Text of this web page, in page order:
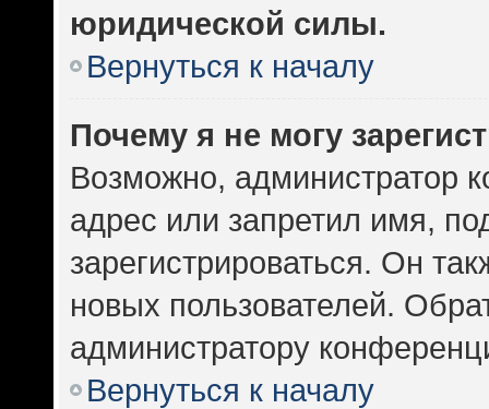
юридической силы.
Вернуться к началу
Почему я не могу
Возможно, администратор
адрес или запретил имя,
зарегистрироваться. Он
новых пользователей.
администратору
Вернуться к началу